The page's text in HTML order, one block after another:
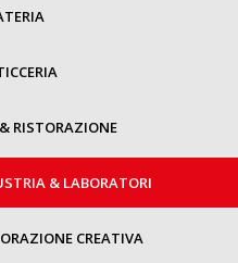
RISTORAZIONE
& LABORATORI
CREATIVA